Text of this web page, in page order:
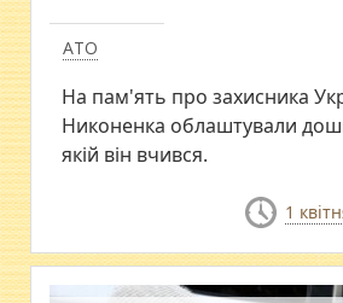
АТО
На пам'ять про захисника
Никоненка облаштували
якій він вчився.
1